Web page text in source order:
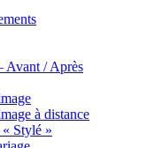
Avant / Après
à distance
Stylé »